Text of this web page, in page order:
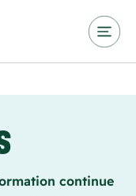
continue